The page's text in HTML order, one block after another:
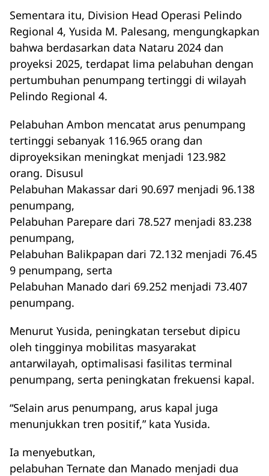
Sementara itu, Division Head Operasi Pelindo
Regional 4, Yusida M. Palesang, mengungkapkan
bahwa berdasarkan data Nataru 2024 dan
proyeksi 2025, terdapat lima pelabuhan dengan
pertumbuhan penumpang tertinggi di wilayah
Pelindo Regional 4.
Pelabuhan Ambon mencatat arus penumpang
tertinggi sebanyak 116.965 orang dan
diproyeksikan meningkat menjadi 123.982
orang. Disusul
Pelabuhan Makassar dari 90.697 menjadi 96.138
penumpang,
Pelabuhan Parepare dari 78.527 menjadi 83.238
penumpang,
Pelabuhan Balikpapan dari 72.132 menjadi 76.45
9 penumpang, serta
Pelabuhan Manado dari 69.252 menjadi 73.407
penumpang.
Menurut Yusida, peningkatan tersebut dipicu
oleh tingginya mobilitas masyarakat
antarwilayah, optimalisasi fasilitas terminal
penumpang, serta peningkatan frekuensi kapal.
“Selain arus penumpang, arus kapal juga
menunjukkan tren positif,” kata Yusida.
Ia menyebutkan,
pelabuhan Ternate dan Manado menjadi dua